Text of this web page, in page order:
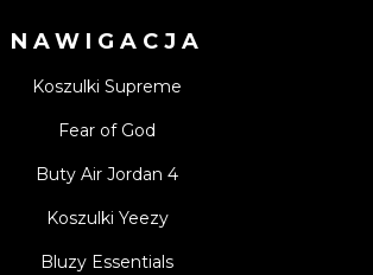
NAWIGACJA
Koszulki Supreme
Fear of God
Buty Air Jordan 4
Koszulki Yeezy
Bluzy Essentials